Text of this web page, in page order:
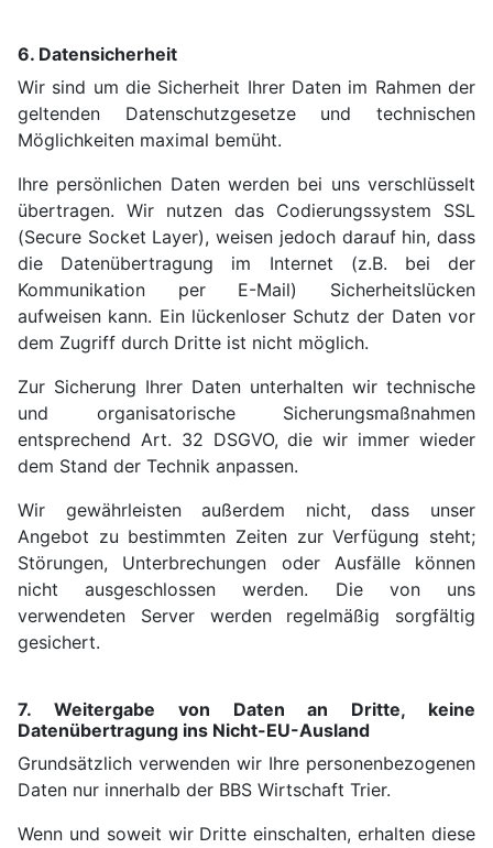
6. Datensicherheit
Wir sind um die Sicherheit Ihrer Daten im Rahmen der
geltenden Datenschutzgesetze und technischen
Möglichkeiten maximal bemüht.
Ihre persönlichen Daten werden bei uns verschlüsselt
übertragen. Wir nutzen das Codierungssystem SSL
(Secure Socket Layer), weisen jedoch darauf hin, dass
die Datenübertragung im Internet (z.B. bei der
Kommunikation per E-Mail) Sicherheitslücken
aufweisen kann. Ein lückenloser Schutz der Daten vor
dem Zugriff durch Dritte ist nicht möglich.
Zur Sicherung Ihrer Daten unterhalten wir technische
und organisatorische Sicherungsmaßnahmen
entsprechend Art. 32 DSGVO, die wir immer wieder
dem Stand der Technik anpassen.
Wir gewährleisten außerdem nicht, dass unser
Angebot zu bestimmten Zeiten zur Verfügung steht;
Störungen, Unterbrechungen oder Ausfälle können
nicht ausgeschlossen werden. Die von uns
verwendeten Server werden regelmäßig sorgfältig
gesichert.
7. Weitergabe von Daten an Dritte, keine
Datenübertragung ins Nicht-EU-Ausland
Grundsätzlich verwenden wir Ihre personenbezogenen
Daten nur innerhalb der BBS Wirtschaft Trier.
Wenn und soweit wir Dritte einschalten, erhalten diese